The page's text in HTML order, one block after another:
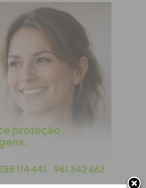
Para o município, esta
das educadoras é
dinamismo de um sistema
de Ferreira reafirma o
do concelho,
público de infância
práticas europeias.